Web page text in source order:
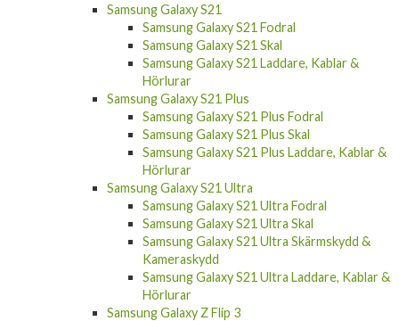
Samsung Galaxy S21
Samsung Galaxy S21 Fodral
Samsung Galaxy S21 Skal
Samsung Galaxy S21 Laddare, Kablar &
Hörlurar
Samsung Galaxy S21 Plus
Samsung Galaxy S21 Plus Fodral
Samsung Galaxy S21 Plus Skal
Samsung Galaxy S21 Plus Laddare, Kablar &
Hörlurar
Samsung Galaxy S21 Ultra
Samsung Galaxy S21 Ultra Fodral
Samsung Galaxy S21 Ultra Skal
Samsung Galaxy S21 Ultra Skärmskydd &
Kameraskydd
Samsung Galaxy S21 Ultra Laddare, Kablar &
Hörlurar
Samsung Galaxy Z Flip 3